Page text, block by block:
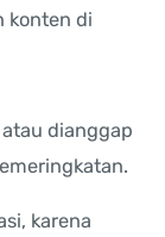
konten di
dianggap
karena